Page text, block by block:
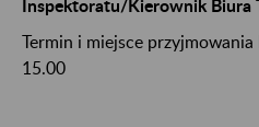
Inspektoratu/Kierownik Biura
Termin i miejsce
15.00